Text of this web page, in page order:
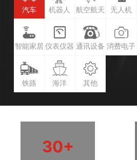
汽车 机器人 航空航天 无人机
智能家居 仪表仪器 通讯设备 消费电子
铁路 海洋 其他
30+